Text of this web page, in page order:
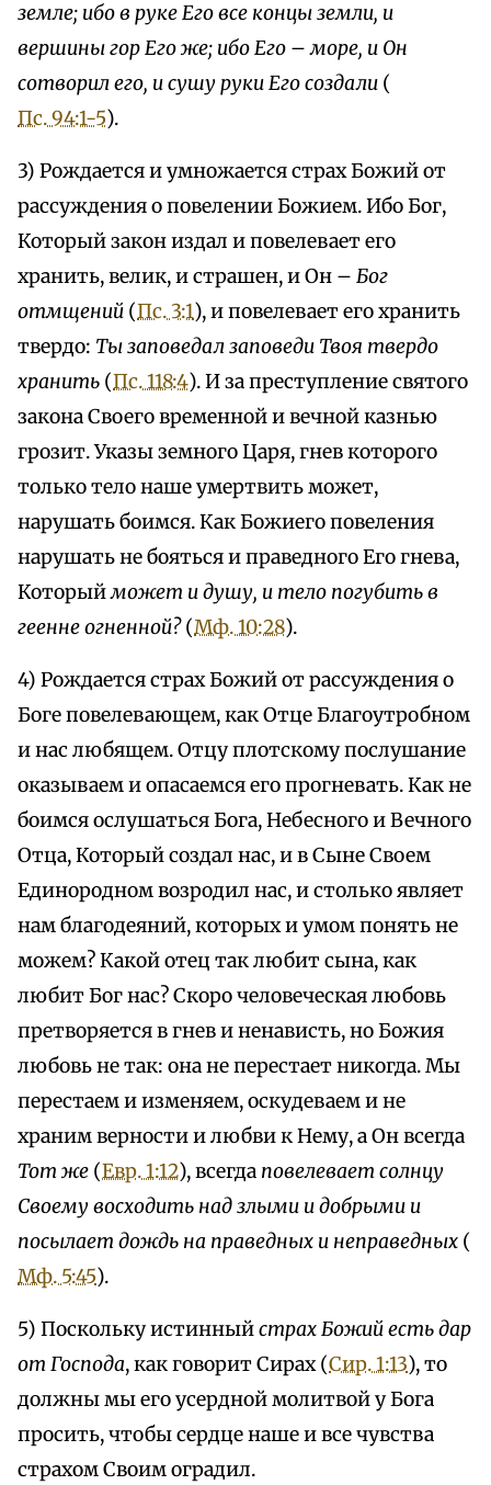
земле; ибо в руке Его все концы земли, и
вершины гор Его же; ибо Его – море, и Он
сотворил его, и сушу руки Его создали (
Пс. 94:1-5).
3) Рождается и умножается страх Божий от
рассуждения о повелении Божием. Ибо Бог,
Который закон издал и повелевает его
хранить, велик, и страшен, и Он – Бог
отмщений (Пс. 3:1), и повелевает его хранить
твердо: Ты заповедал заповеди Твоя твердо
хранить (Пс. 118:4). И за преступление святого
закона Своего временной и вечной казнью
грозит. Указы земного Царя, гнев которого
только тело наше умертвить может,
нарушать боимся. Как Божиего повеления
нарушать не бояться и праведного Его гнева,
Которыйможет и душу, и тело погубить в
геенне огненной?(Мф. 10:28).
4) Рождается страх Божий от рассуждения о
Боге повелевающем, как Отце Благоутробном
и нас любящем. Отцу плотскому послушание
оказываем и опасаемся его прогневать. Как не
боимся ослушаться Бога, Небесного и Вечного
Отца, Который создал нас, и в Сыне Своем
Единородном возродил нас, и столько являет
нам благодеяний, которых и умом понять не
можем? Какой отец так любит сына, как
любит Бог нас? Скоро человеческая любовь
претворяется в гнев и ненависть, но Божия
любовь не так: она не перестает никогда. Мы
перестаем и изменяем, оскудеваем и не
храним верности и любви к Нему, а Он всегда
Тот же (Евр. 1:12), всегда повелевает солнцу
Своему восходить над злыми и добрыми и
посылает дождь на праведных и неправедных (
Мф. 5:45).
5) Поскольку истинныйстрах Божий есть дар
от Господа, как говорит Сирах (Сир. 1:13), то
должны мы его усердной молитвой у Бога
просить, чтобы сердце наше и все чувства
страхом Своим оградил.